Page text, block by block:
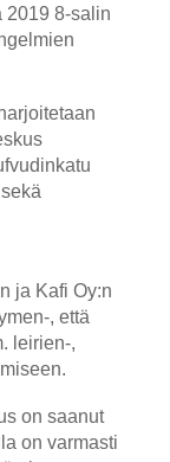
2019 8-salin
ja Kafi Oy:n
, että
leirien-,
on saanut
on varmasti